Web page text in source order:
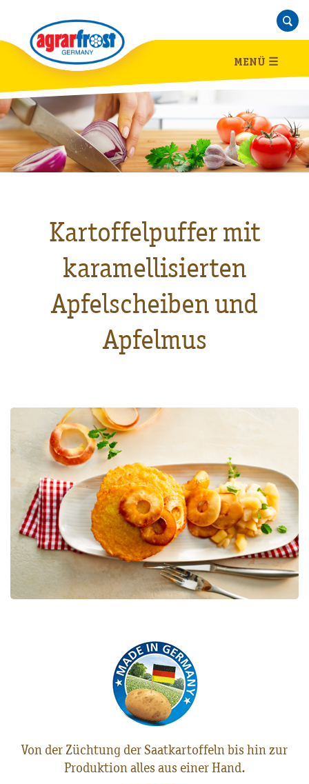
MENÜ ☰
Kartoffelpuffer mit
karamellisierten
Apfelscheiben und
Apfelmus
Von der Züchtung der Saatkartoffeln bis hin zur
Produktion alles aus einer Hand.